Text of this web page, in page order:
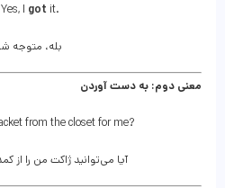
I got it.
بله، متوجه
معنی دوم: به دست آوردن
from the closet for me?
آیا می‌توانید ژاکت من را از